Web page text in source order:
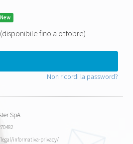
fino a ottobre)
Non ricordi la password?
SpA
informativa-privacy/